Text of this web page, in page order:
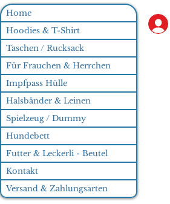
Home
Hoodies & T-Shirt
Taschen / Rucksack
Für Frauchen & Herrchen
Impfpass Hülle
Halsbänder & Leinen
Spielzeug / Dummy
Hundebett
Futter & Leckerli - Beutel
Kontakt
Versand & Zahlungsarten